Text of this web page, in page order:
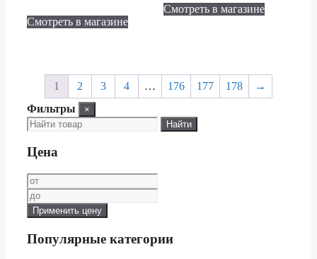
Смотреть в магазине
Смотреть в магазине
1 2 3 4 … 176 177 178
→
Фильтры
×
Найти
Цена
Применить цену
Популярные категории